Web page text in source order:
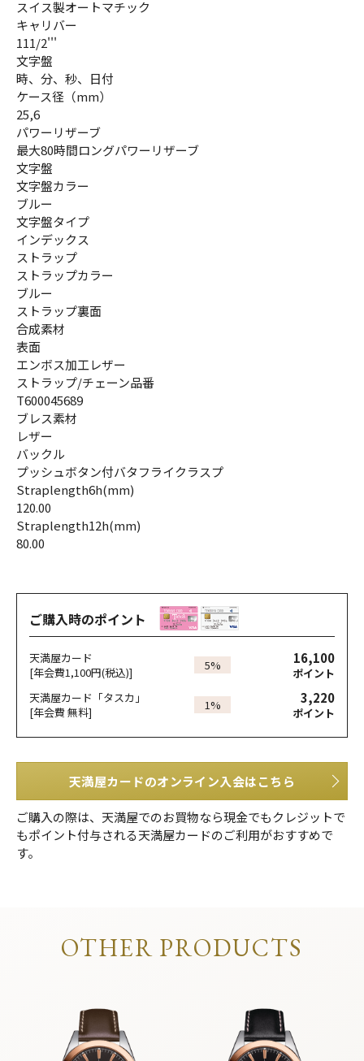
スイス製オートマチック
キャリバー
111/2'''
文字盤
時、分、秒、日付
ケース径（mm）
25,6
パワーリザーブ
最大80時間ロングパワーリザーブ
文字盤
文字盤カラー
ブルー
文字盤タイプ
インデックス
ストラップ
ストラップカラー
ブルー
ストラップ裏面
合成素材
表面
エンボス加工レザー
ストラップ/チェーン品番
T600045689
ブレス素材
レザー
バックル
プッシュボタン付バタフライクラスプ
Straplength6h(mm)
120.00
Straplength12h(mm)
80.00
ご購入時のポイント
天満屋カード
[年会費1,100円(税込)]
5% 16,100
ポイント
天満屋カード「タスカ」
[年会費 無料]
1% 3,220
ポイント
天満屋カードのオンライン入会はこちら
ご購入の際は、天満屋でのお買物なら現金でもクレジットで
もポイント付与される天満屋カードのご利用がおすすめで
す。
OTHER PRODUCTS